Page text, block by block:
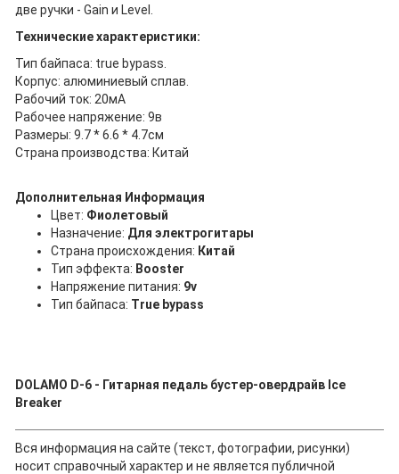
две ручки - Gain и Level.
Технические характеристики:
Тип байпаса: true bypass.
Корпус: алюминиевый сплав.
Рабочий ток: 20мА
Рабочее напряжение: 9в
Размеры: 9.7 * 6.6 * 4.7см
Страна производства: Китай
Дополнительная Информация
Цвет: Фиолетовый
Назначение: Для электрогитары
Страна происхождения: Китай
Тип эффекта: Booster
Напряжение питания: 9v
Тип байпаса: True bypass
DOLAMO D-6 - Гитарная педаль бустер-овердрайв Ice
Breaker
Вся информация на сайте (текст, фотографии, рисунки)
носит справочный характер и не является публичной